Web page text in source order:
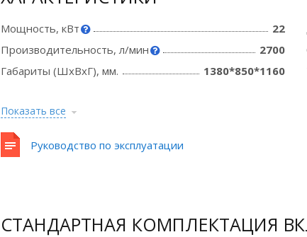
Мощность, кВт 22
Производительность, л/мин
2700
Габариты (ШхВхГ), мм.
1380*850*1160
Показать все
Руководство по эксплуатации
СТАНДАРТНАЯ КОМПЛЕКТАЦИЯ